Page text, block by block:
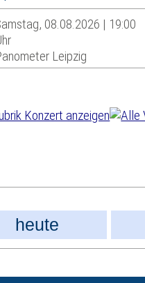
08.08.2026 | 19:00
Leipzig
heute